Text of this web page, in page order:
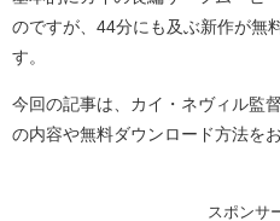
のですが、44分にも及ぶ新作が無
す。
今回の記事は、カイ・ネヴィル監
の内容や無料ダウンロード方法を
スポンサ